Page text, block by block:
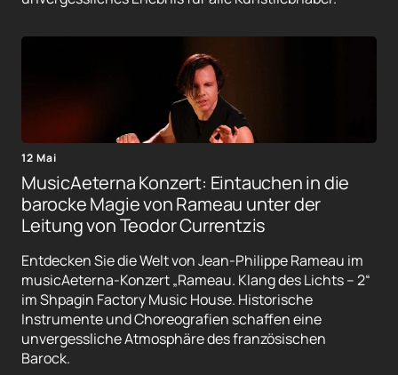
12 Mai
MusicAeterna Konzert: Eintauchen in die
barocke Magie von Rameau unter der
Leitung von Teodor Currentzis
Entdecken Sie die Welt von Jean-Philippe Rameau im
musicAeterna-Konzert „Rameau. Klang des Lichts – 2“
im Shpagin Factory Music House. Historische
Instrumente und Choreografien schaffen eine
unvergessliche Atmosphäre des französischen
Barock.